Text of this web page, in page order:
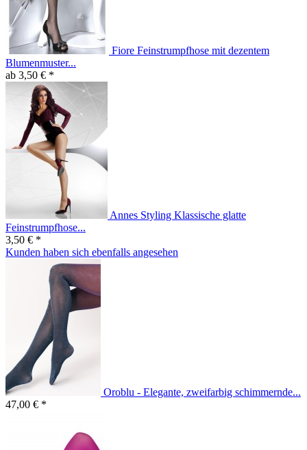
Fiore Feinstrumpfhose mit dezentem
Blumenmuster...
ab 3,50 € *
Annes Styling Klassische glatte
Feinstrumpfhose...
3,50 € *
Kunden haben sich ebenfalls angesehen
Oroblu - Elegante, zweifarbig schimmernde...
47,00 € *